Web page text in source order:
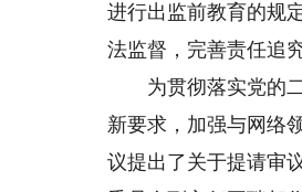
进行出监前教育的规
法监督，完善责任追
为贯彻落实党的二
新要求，加强与网络
议提出了关于提请审